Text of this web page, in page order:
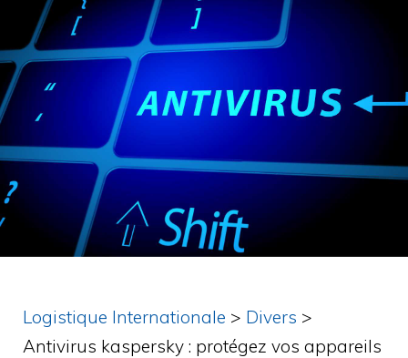
Logistique Internationale > Divers >
Antivirus kaspersky : protégez vos appareils